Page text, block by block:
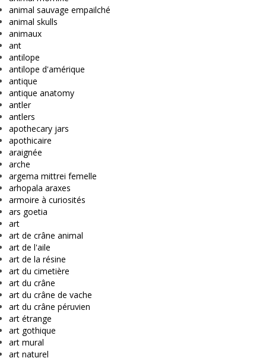
animal sauvage empailché
animal skulls
animaux
ant
antilope
antilope d'amérique
antique
antique anatomy
antler
antlers
apothecary jars
apothicaire
araignée
arche
argema mittrei femelle
arhopala araxes
armoire à curiosités
ars goetia
art
art de crâne animal
art de l'aile
art de la résine
art du cimetière
art du crâne
art du crâne de vache
art du crâne péruvien
art étrange
art gothique
art mural
art naturel